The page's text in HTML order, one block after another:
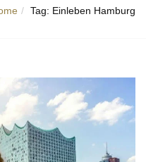
Tag: Einleben Hamburg